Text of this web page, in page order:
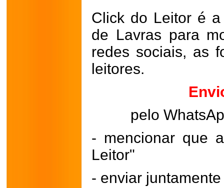
Click do Leitor é
de Lavras para
redes sociais, as
leitores.
pelo
- mencionar que
Leitor"
- enviar